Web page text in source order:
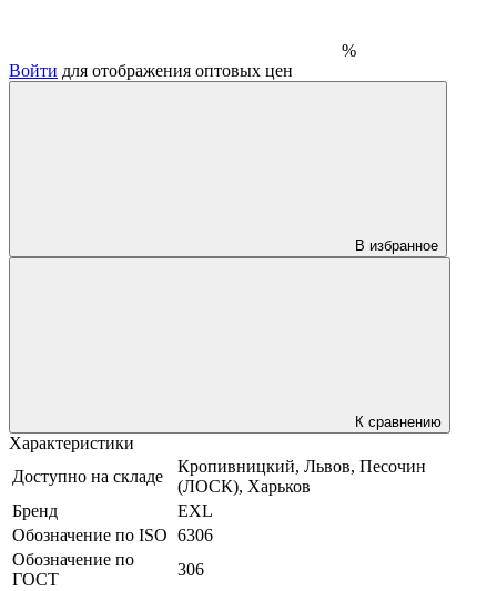
%
Войти для отображения оптовых цен
В избранное
К сравнению
Характеристики
Доступно на складе
Кропивницкий, Львов, Песочин
(ЛОСК), Харьков
Бренд
EXL
Обозначение по ISO 6306
Обозначение по
ГОСТ
306